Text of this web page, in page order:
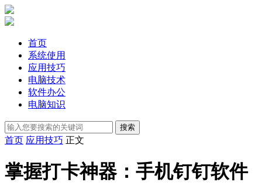
首页
系统使用
应用技巧
电脑技术
软件办公
电脑知识
首页 应用技巧 正文
掌握打卡神器：手机钉钉软件